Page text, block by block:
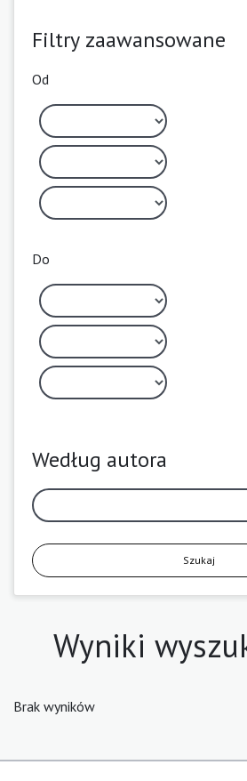
Filtry zaawansowane
Od
Do
Według autora
Szukaj
Wyniki
Brak wyników